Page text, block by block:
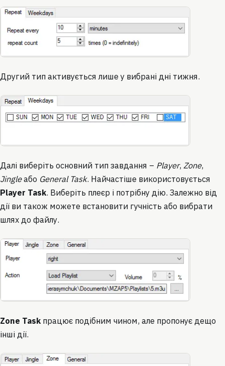
Другий тип активується лише у вибрані дні тижня.
Далі виберіть основний тип завдання – Player, Zone,
Jingleабо General Task. Найчастіше використовується
Player Task. Виберіть плеєр і потрібну дію. Залежно від
дії ви також можете встановити гучність або вибрати
шлях до файлу.
Zone Task працює подібним чином, але пропонує дещо
інші дії.